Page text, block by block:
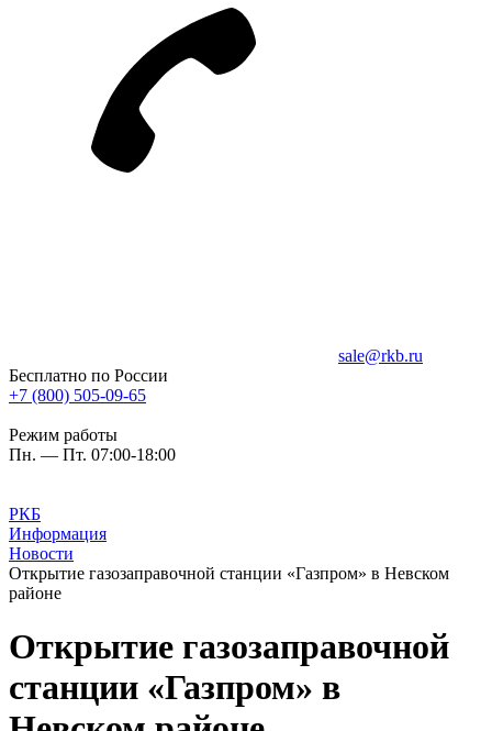
sale@rkb.ru
Бесплатно по России
+7 (800) 505-09-65
Режим работы
Пн. — Пт. 07:00-18:00
РКБ
Информация
Новости
Открытие газозаправочной станции «Газпром» в Невском
районе
Открытие газозаправочной
станции «Газпром» в